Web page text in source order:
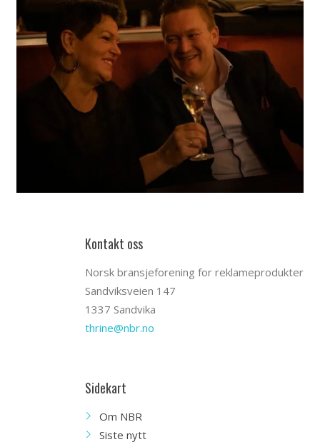
Kontakt oss
Norsk bransjeforening for reklameprodukter
Sandviksveien 147
1337 Sandvika
thrine@nbr.no
Sidekart
Om NBR
Siste nytt